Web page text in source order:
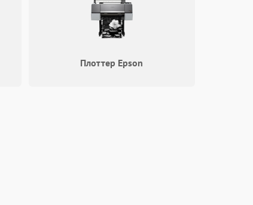
Плоттер Epson